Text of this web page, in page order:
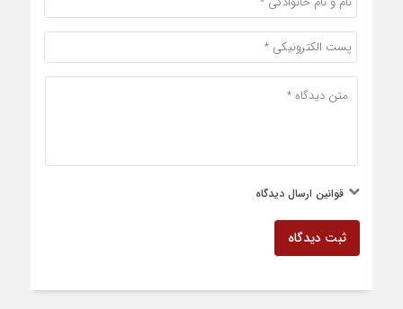
قوانین ارسال دیدگاه
ثبت دیدگاه